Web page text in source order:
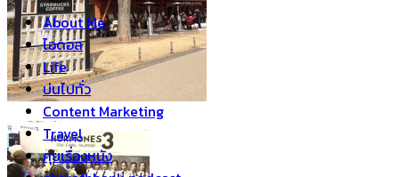
About Me
ไอดอล
Life
บ่นไปทั่ว
Content Marketing
Travel
คุยเรื่องหนัง